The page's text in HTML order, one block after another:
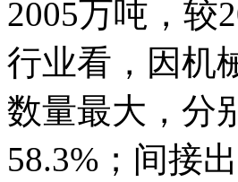
2005万吨，较
行业看，因机
数量最大，分
58.3%；间接